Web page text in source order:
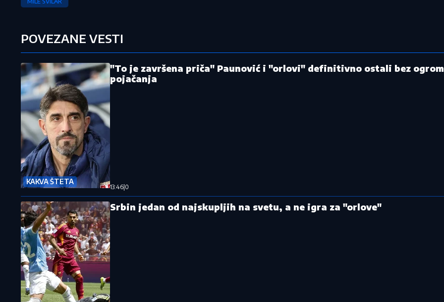
POVEZANE VESTI
KAKVA ŠTETA
"To je završena priča" Paunović i "orlovi" definitivno ostali bez
pojačanja
13:46 0
Srbin jedan od najskupljih na svetu, a ne igra za "orlove"